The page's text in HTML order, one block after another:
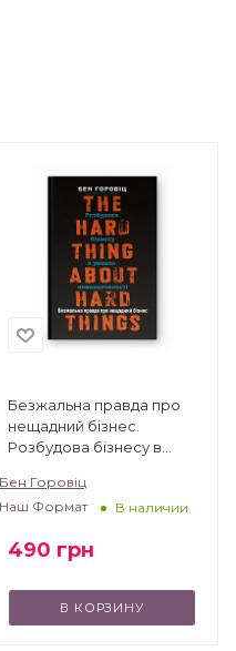
Безжальна правда про
нещадний бізнес.
Розбудова бізнесу в
Бен Горовіц
Наш Формат
В наличии
490 грн
В КОРЗИНУ